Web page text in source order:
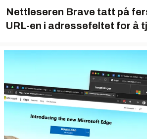
Nettleseren Brave tatt på
URL-en i adressefeltet for å